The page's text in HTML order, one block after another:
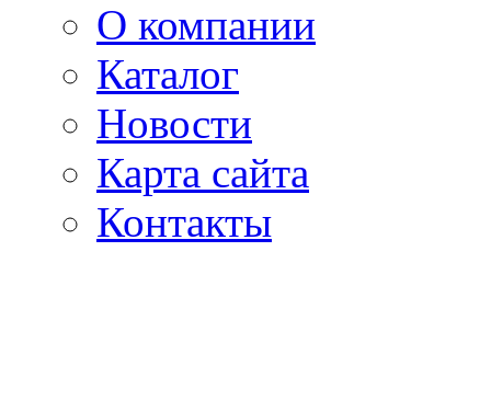
О компании
Каталог
Новости
Карта сайта
Контакты